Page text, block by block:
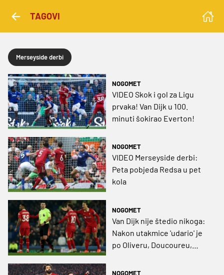
TAGOVI
Merseyside derbi
NOGOMET
VIDEO Skok i gol za Ligu
prvaka! Van Dijk u 100.
minuti šokirao Everton!
NOGOMET
VIDEO Merseyside derbi:
Peta pobjeda Redsa u pet
kola
NOGOMET
Van Dijk nije štedio nikoga:
Nakon utakmice 'udario' je
po Oliveru, Doucoureu,
NOGOMET